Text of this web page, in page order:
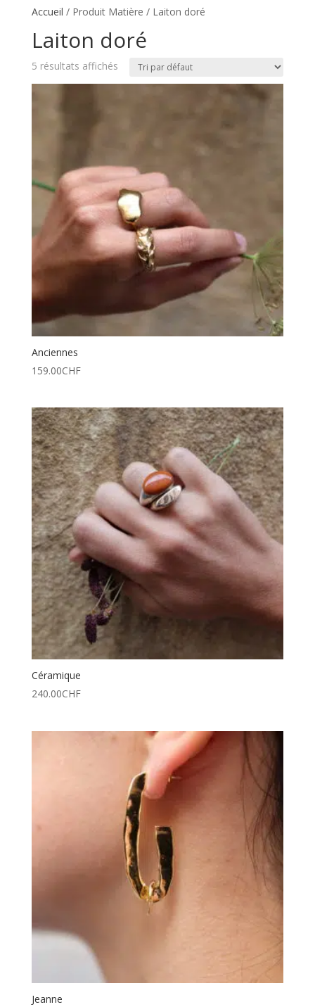
Accueil / Produit Matière / Laiton doré
Laiton doré
5 résultats affichés
Anciennes
159.00CHF
Céramique
240.00CHF
Jeanne